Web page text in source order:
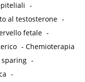
-
al testosterone -
fetale -
-Chemioterapia
-
-